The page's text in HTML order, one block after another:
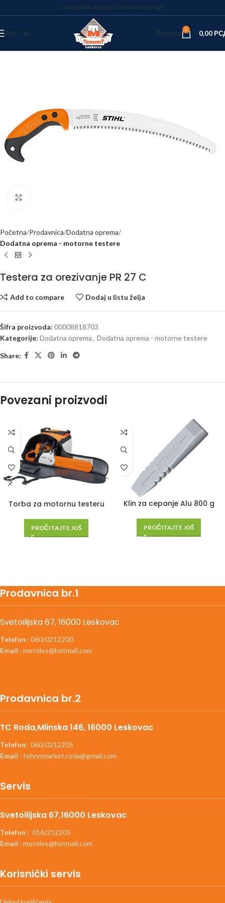
O NAMAPRODAVNICESERVISKONTAKT
AKCIJA Podrška 0 0,00
Početna Prodavnica Dodatna oprema
Dodatna oprema - motorne testere
Testera za orezivanje PR 27 C
Add to compare Dodaj u listu želja
Šifra proizvoda: 00008818703
Kategorije: Dodatna oprema, Dodatna oprema - motorne testere
Share:
Povezani proizvodi
Torba za motornu testeru
PROČITAJTE JOŠ
Klin za cepanje Alu 800 g
PROČITAJTE JOŠ
Prodavnica br.1
Svetoilijska 67, 16000 Leskovac
Telefon: 060/0212200
Email : motoles@hotmail.com
Prodavnica br.2
TC Roda,Mlinska 146, 16000 Leskovac
Telefon: 060/0212205
Email : tehnomarket.roda@gmail.com
Servis
Svetoilijska 67,16000 Leskovac
Telefon : 016/212205
Email : motoles@hotmail.com
Korisnički servis